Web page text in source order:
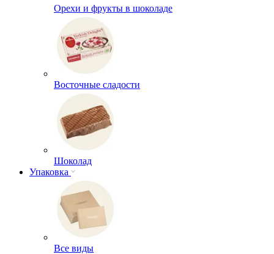
Орехи и фрукты в шоколаде
Восточные сладости
Шоколад
Упаковка
Все виды